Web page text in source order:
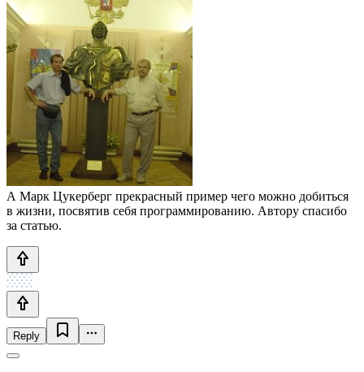
А Марк Цукерберг прекрасный пример чего можно добиться
в жизни, посвятив себя программированию. Автору спасибо
за статью.
Reply